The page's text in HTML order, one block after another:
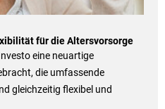
für die Altersvorsorge
eine neuartige
die umfassende
gleichzeitig flexibel und